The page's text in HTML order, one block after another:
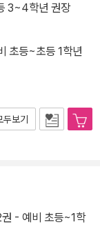
3~4학년 권장
초등~초등 1학년
두보기
- 예비 초등~1학